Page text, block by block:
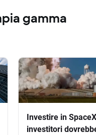
gamma
Investire in
investitori